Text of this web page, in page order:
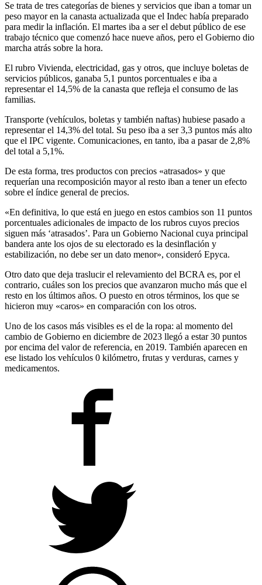
Se trata de tres categorías de bienes y servicios que iban a tomar un
peso mayor en la canasta actualizada que el Indec había preparado
para medir la inflación. El martes iba a ser el debut público de ese
trabajo técnico que comenzó hace nueve años, pero el Gobierno dio
marcha atrás sobre la hora.
El rubro Vivienda, electricidad, gas y otros, que incluye boletas de
servicios públicos, ganaba 5,1 puntos porcentuales e iba a
representar el 14,5% de la canasta que refleja el consumo de las
familias.
Transporte (vehículos, boletas y también naftas) hubiese pasado a
representar el 14,3% del total. Su peso iba a ser 3,3 puntos más alto
que el IPC vigente. Comunicaciones, en tanto, iba a pasar de 2,8%
del total a 5,1%.
De esta forma, tres productos con precios «atrasados» y que
requerían una recomposición mayor al resto iban a tener un efecto
sobre el índice general de precios.
«En definitiva, lo que está en juego en estos cambios son 11 puntos
porcentuales adicionales de impacto de los rubros cuyos precios
siguen más ‘atrasados’. Para un Gobierno Nacional cuya principal
bandera ante los ojos de su electorado es la desinflación y
estabilización, no debe ser un dato menor», consideró Epyca.
Otro dato que deja traslucir el relevamiento del BCRA es, por el
contrario, cuáles son los precios que avanzaron mucho más que el
resto en los últimos años. O puesto en otros términos, los que se
hicieron muy «caros» en comparación con los otros.
Uno de los casos más visibles es el de la ropa: al momento del
cambio de Gobierno en diciembre de 2023 llegó a estar 30 puntos
por encima del valor de referencia, en 2019. También aparecen en
ese listado los vehículos 0 kilómetro, frutas y verduras, carnes y
medicamentos.